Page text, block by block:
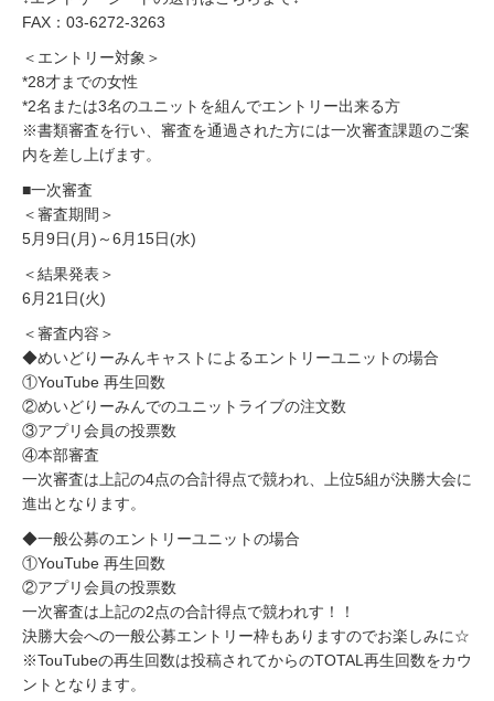
FAX：03-6272-3263
＜エントリー対象＞
*28才までの女性
*2名または3名のユニットを組んでエントリー出来る方
※書類審査を行い、審査を通過された方には一次審査課題のご案
内を差し上げます。
■一次審査
＜審査期間＞
5月9日(月)～6月15日(水)
＜結果発表＞
6月21日(火)
＜審査内容＞
◆めいどりーみんキャストによるエントリーユニットの場合
①YouTube 再生回数
②めいどりーみんでのユニットライブの注文数
③アプリ会員の投票数
④本部審査
一次審査は上記の4点の合計得点で競われ、上位5組が決勝大会に
進出となります。
◆一般公募のエントリーユニットの場合
①YouTube 再生回数
②アプリ会員の投票数
一次審査は上記の2点の合計得点で競われす！！
決勝大会への一般公募エントリー枠もありますのでお楽しみに☆
※TouTubeの再生回数は投稿されてからのTOTAL再生回数をカウ
ントとなります。